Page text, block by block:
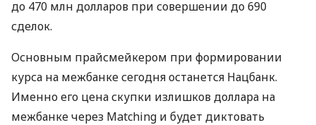
до 470 млн долларов при совершении до 690
сделок.
Основным прайсмейкером при формировании
курса на межбанке сегодня останется Нацбанк.
Именно его цена скупки излишков доллара на
межбанке через Matching и будет диктовать